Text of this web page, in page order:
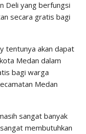
Deli yang berfungsi
secara gratis bagi
tentunya akan dapat
Medan dalam
bagi warga
Medan
sangat banyak
membutuhkan